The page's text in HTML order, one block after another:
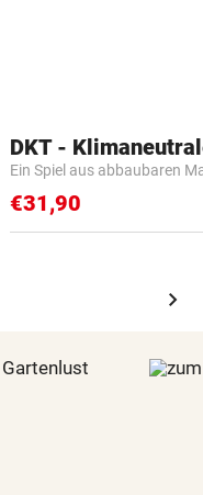
Ein Spiel aus abbaubaren
€31,90
chevron_right